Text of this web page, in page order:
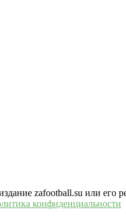
zafootball.su или его
конфиденциальности